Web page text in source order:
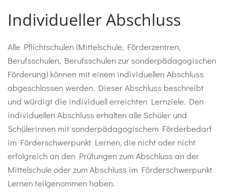
Individueller Abschluss
Alle Pflichtschulen (Mittelschule, Förderzentren,
Berufsschulen, Berufsschulen zur sonderpädagogischen
Förderung) können mit einem individuellen Abschluss
abgeschlossen werden. Dieser Abschluss beschreibt
und würdigt die individuell erreichten Lernziele. Den
individuellen Abschluss erhalten alle Schüler und
Schülerinnen mit sonderpädagogischem Förderbedarf
im Förderschwerpunkt Lernen, die nicht oder nicht
erfolgreich an den Prüfungen zum Abschluss an der
Mittelschule oder zum Abschluss im Förderschwerpunkt
Lernen teilgenommen haben.